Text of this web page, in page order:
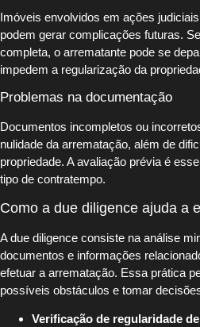
Imóveis envolvidos em ações
podem gerar complicações futuras.
completa, o arrematante pode se
impedem a regularização da
Problemas na documentação
Documentos incompletos ou
nulidade da arrematação, além de
propriedade. A avaliação prévia é
tipo de contratempo.
Como a due diligence ajuda a
A due diligence consiste na análise
documentos e informações
efetuar a arrematação. Essa prática
possíveis obstáculos e tomar
Verificação de regularidade